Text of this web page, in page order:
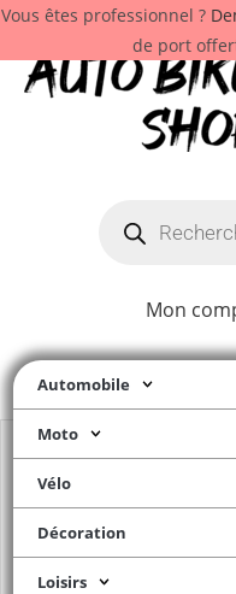
Vous êtes professionnel ?
de port
Mon
Automobile
Moto
Vélo
Décoration
Loisirs